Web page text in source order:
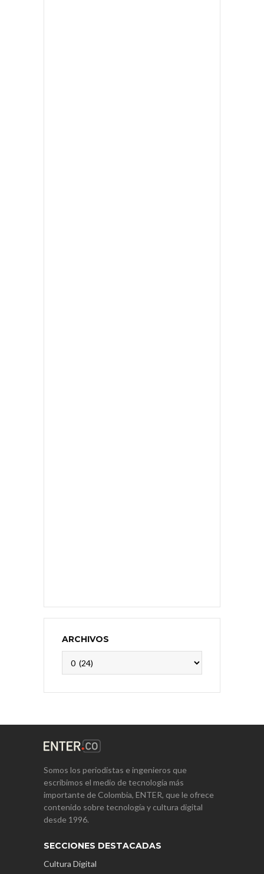
ARCHIVOS
Somos los periodistas e ingenieros que
escribimos el medio de tecnología más
importante de Colombia, ENTER, que le ofrece
contenido sobre tecnología y cultura digital
desde 1996.
SECCIONES DESTACADAS
Cultura Digital